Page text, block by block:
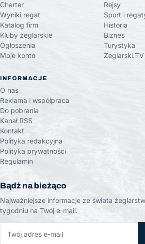
Charter
Wyniki regat
Katalog firm
Kluby żeglarskie
Ogłoszenia
Moje konto
Rejsy
Sport i
Historia
Biznes
Turystyka
Żeglarski.TV
INFORMACJE
O nas
Reklama i współpraca
Do pobrania
Kanał RSS
Kontakt
Polityka redakcyjna
Polityka prywatności
Regulamin
Bądź na bieżąco
Najważniejsze informacje ze świata
tygodniu na Twój e-mail.